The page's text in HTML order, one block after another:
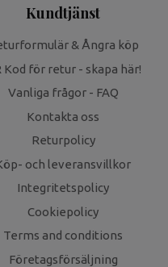
Kundtjänst
& Ångra köp
Kod för retur - skapa här!
Vanliga frågor - FAQ
Kontakta oss
Returpolicy
och leveransvillkor
Integritetspolicy
Cookiepolicy
Terms and conditions
Företagsförsäljning